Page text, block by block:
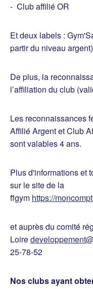
- Club affilié OR
Et deux labels :
partir du niveau argent)
De plus, la
l’affiliation du club
Les reconnaissances
Affilié Argent et Club
sont valables 4 ans.
Plus d'informations et
sur le site de la
ffgym https://
et auprès du comité
Loire
25-78-52
Nos clubs ayant